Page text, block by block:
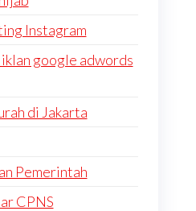
Instagram
iklan google adwords
di Jakarta
Pemerintah
CPNS